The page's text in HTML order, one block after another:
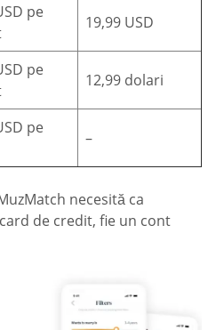
pe
19,99 USD
pe
12,99 dolari
pe
–
necesită ca
de credit, fie un cont